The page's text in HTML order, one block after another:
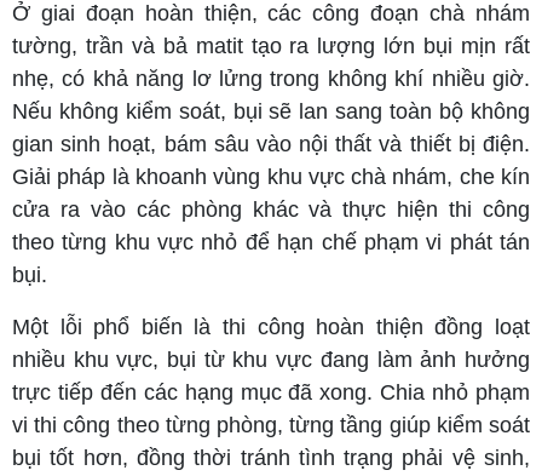
Ở giai đoạn hoàn thiện, các công đoạn chà nhám
tường, trần và bả matit tạo ra lượng lớn bụi mịn rất
nhẹ, có khả năng lơ lửng trong không khí nhiều giờ.
Nếu không kiểm soát, bụi sẽ lan sang toàn bộ không
gian sinh hoạt, bám sâu vào nội thất và thiết bị điện.
Giải pháp là khoanh vùng khu vực chà nhám, che kín
cửa ra vào các phòng khác và thực hiện thi công
theo từng khu vực nhỏ để hạn chế phạm vi phát tán
bụi.
Một lỗi phổ biến là thi công hoàn thiện đồng loạt
nhiều khu vực, bụi từ khu vực đang làm ảnh hưởng
trực tiếp đến các hạng mục đã xong. Chia nhỏ phạm
vi thi công theo từng phòng, từng tầng giúp kiểm soát
bụi tốt hơn, đồng thời tránh tình trạng phải vệ sinh,